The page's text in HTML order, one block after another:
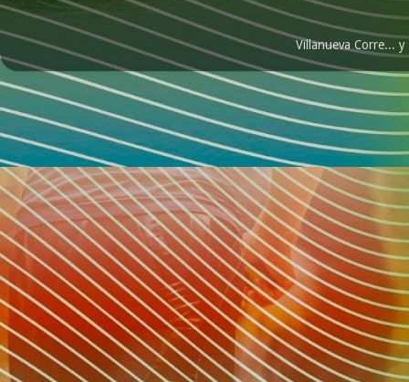
Villanueva Corre...